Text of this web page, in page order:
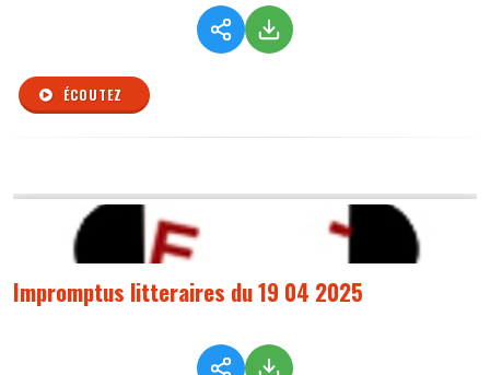
ÉCOUTEZ
Impromptus litteraires du 19 04 2025